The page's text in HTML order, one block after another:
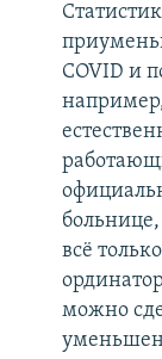
COVID и
всё
можно